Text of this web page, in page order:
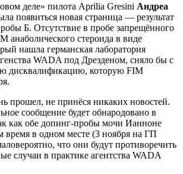
деле» пилота Aprilia Gresini Андреа
появиться новая страница — результат
Б. Отсутствие в пробе запрещённого
анаболического стероида в виде
нашла германская лаборатория
WADA под Дрезденом, сняло бы с
дисквалификацию, которую FIM
прошел, не принёся никаких новостей.
сообщение будет обнародовано в
как обе допинг-пробы мочи Ианноне
время в одном месте (3 ноября на ГП
что они будут противоречить
случаи в практике агентства WADA